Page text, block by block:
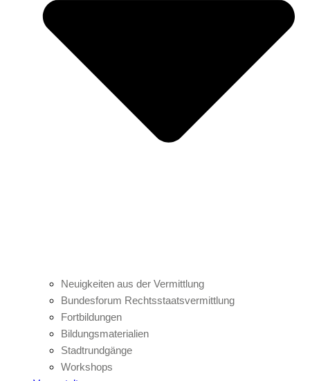
Neuigkeiten aus der Vermittlung
Bundesforum Rechtsstaatsvermittlung
Fortbildungen
Bildungsmaterialien
Stadtrundgänge
Workshops